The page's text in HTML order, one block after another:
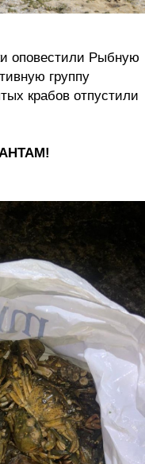
оповестили Рыбную
группу
крабов отпустили